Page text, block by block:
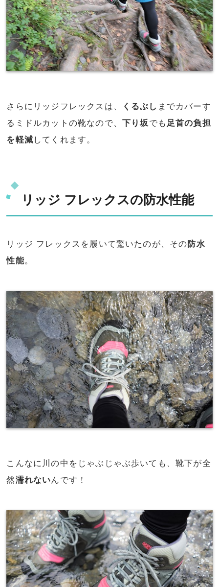
さらにリッジフレックスは、 くるぶし までカバーす
るミドルカットの靴なので、 下り坂でも 足首の負担
を軽減 してくれます。
リッジ フレックスの防水性能
リッジ フレックスを履いて驚いたのが、その 防水
性能。
こんなに川の中をじゃぶじゃぶ歩いても、靴下が全
然濡れないんです！